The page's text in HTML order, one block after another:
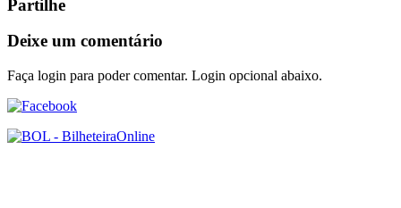
Partilhe
Deixe um comentário
Faça login para poder comentar. Login opcional abaixo.